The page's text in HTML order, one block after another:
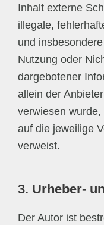
Inhalt externe
illegale,
und
Nutzung oder
dargebotener
allein der
verwiesen
auf die jeweilige
verweist.
3. Urheber-
Der Autor ist